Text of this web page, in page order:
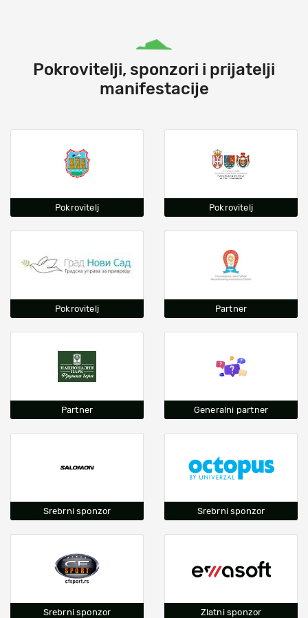
Pokrovitelji, sponzori i prijatelji
manifestacije
Pokrovitelj Pokrovitelj
Pokrovitelj Partner
Partner Generalni partner
Srebrni sponzor Srebrni sponzor
Srebrni sponzor Zlatni sponzor